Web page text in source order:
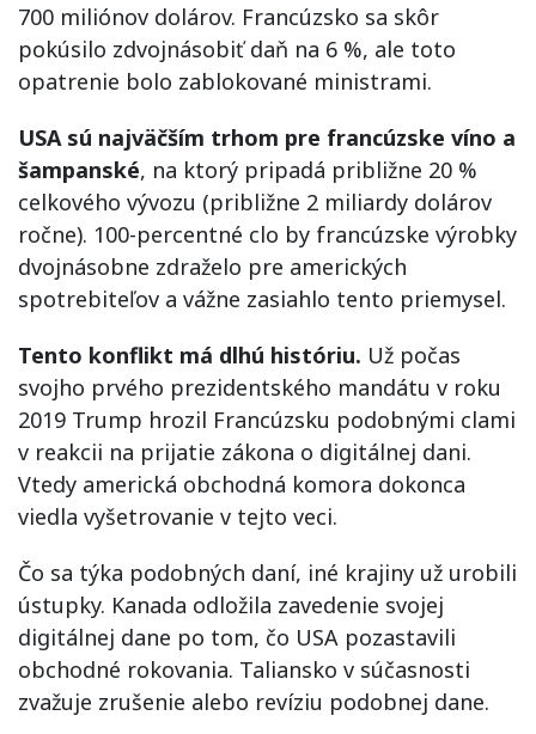
700 miliónov dolárov. Francúzsko sa skôr
pokúsilo zdvojnásobiť daň na 6 %, ale toto
opatrenie bolo zablokované ministrami.
USA sú najväčším trhom pre francúzske víno a
šampanské, na ktorý pripadá približne 20 %
celkového vývozu (približne 2 miliardy dolárov
ročne). 100-percentné clo by francúzske výrobky
dvojnásobne zdraželo pre amerických
spotrebiteľov a vážne zasiahlo tento priemysel.
Tento konflikt má dlhú históriu. Už počas
svojho prvého prezidentského mandátu v roku
2019 Trump hrozil Francúzsku podobnými clami
v reakcii na prijatie zákona o digitálnej dani.
Vtedy americká obchodná komora dokonca
viedla vyšetrovanie v tejto veci.
Čo sa týka podobných daní, iné krajiny už urobili
ústupky. Kanada odložila zavedenie svojej
digitálnej dane po tom, čo USA pozastavili
obchodné rokovania. Taliansko v súčasnosti
zvažuje zrušenie alebo revíziu podobnej dane.